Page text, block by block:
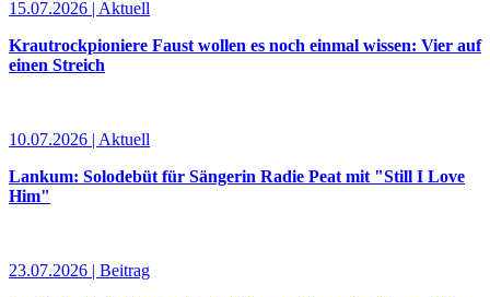
15.07.2026 | Aktuell
Krautrockpioniere Faust wollen es noch einmal wissen: Vier auf
einen Streich
10.07.2026 | Aktuell
Lankum: Solodebüt für Sängerin Radie Peat mit "Still I Love
Him"
23.07.2026 | Beitrag